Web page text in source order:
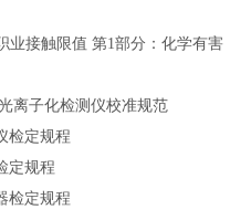
触限值 第1部分：化学有害
离子化检测仪校准规范
检定规程
定规程
检定规程